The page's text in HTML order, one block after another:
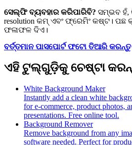
ସେଲ୍ଫି ବ୍ୟବହାର କରିପାରିବି? ସମ୍ଭବ ହଁ,
resolution କମ୍ ଏବଂ ଫ୍ରେମିଂ କଷ୍ଟ।
ଫଳାଫଳ ଦିଏ।
ବର୍ତ୍ତମାନ ପାସପୋର୍ଟ ଫଟୋ ତିଆରି କରନ୍ତୁ
ଏହି ଟୁଲ୍‌ଗୁଡ଼ିକୁ ଚେଷ୍ଟା
White Background Maker
Instantly add a clean white
for e-commerce, product photos,
presentations. Free online tool.
Background Remover
Remove background from any
software needed. Perfect for